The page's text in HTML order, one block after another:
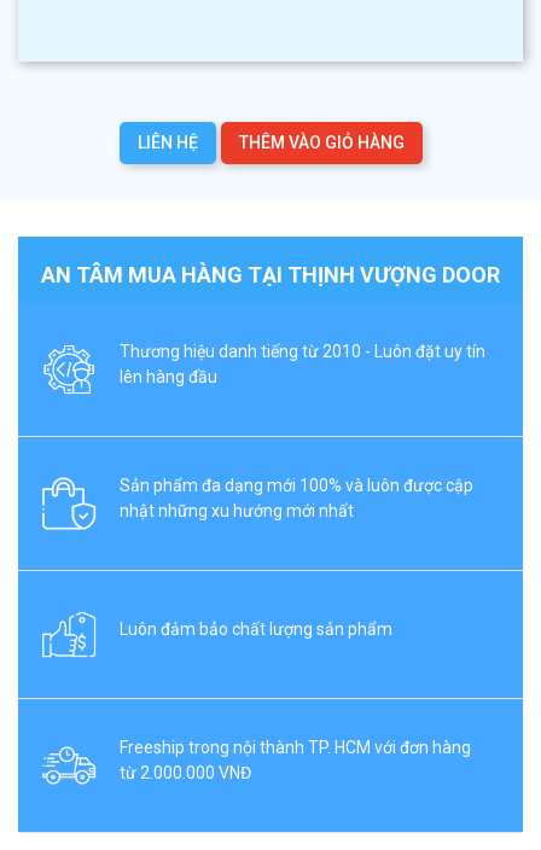
LIÊN HỆ THÊM VÀO GIỎ HÀNG
AN TÂM MUA HÀNG TẠI THỊNH VƯỢNG DOOR
Thương hiệu danh tiếng từ 2010 - Luôn đặt uy tín
lên hàng đầu
Sản phẩm đa dạng mới 100% và luôn được cập
nhật những xu hướng mới nhất
Luôn đảm bảo chất lượng sản phẩm
Freeship trong nội thành TP. HCM với đơn hàng
từ 2.000.000 VNĐ